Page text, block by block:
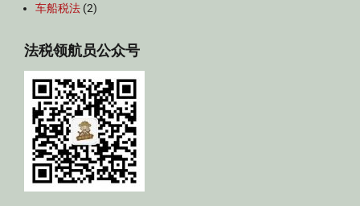
车船税法 (2)
法税领航员公众号